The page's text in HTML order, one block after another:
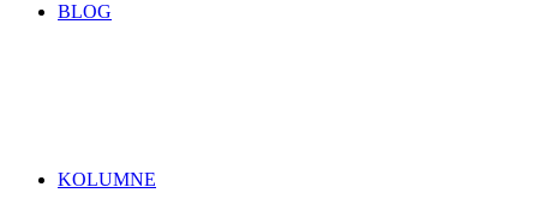
BLOG
KOLUMNE